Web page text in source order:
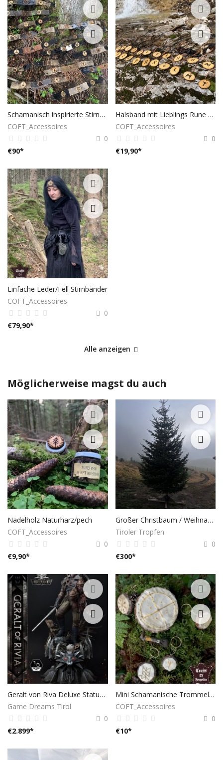
Schamanisch inspirierte Stirnbänder
COFT_Accessoires
0
€90*
Halsband mit Lieblings Rune eingebrannt
COFT_Accessoires
0
€19,90*
Einfache Leder/Fell Stirnbänder
COFT_Accessoires
0
€79,90*
Alle anzeigen
Möglicherweise magst du auch
Nadelholz Naturharz/pech
COFT_Accessoires
0
€9,90*
Großer Christbaum / Weihnachtsbaum – ca. 7 m
Tiroler Tropfen
0
€300*
Geralt von Riva Deluxe Statue - Witcher 3
Game Dreams Tirol
0
€2.899*
Mini Schamanische Trommel Schlüsselanhänger und Deko.
COFT_Accessoires
0
€10*